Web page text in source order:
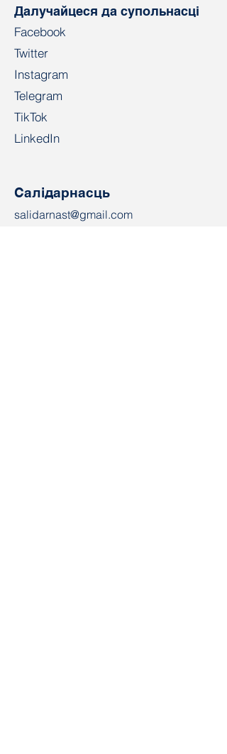
Далучайцеся да супольнасці
Facebook
Twitter
Instagram
Telegram
TikTok
LinkedIn
Салідарнасць
salidarnast@gmail.com